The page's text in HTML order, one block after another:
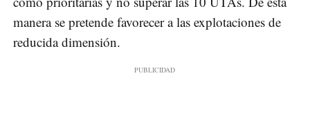
manera se pretende favorecer a las explotaciones de
reducida dimensión.